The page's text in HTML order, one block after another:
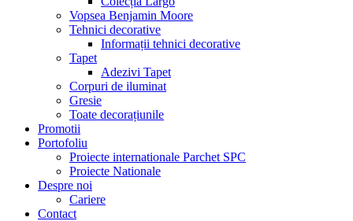
Vopsea Benjamin Moore
Tehnici decorative
Informații tehnici decorative
Tapet
Adezivi Tapet
Corpuri de iluminat
Gresie
Toate decorațiunile
Promotii
Portofoliu
Proiecte internationale Parchet SPC
Proiecte Nationale
Despre noi
Cariere
Contact